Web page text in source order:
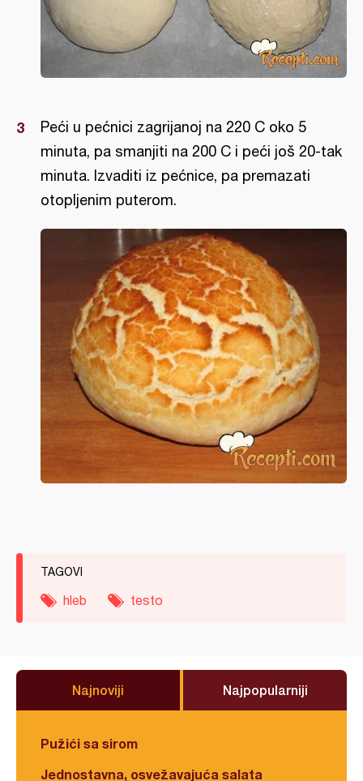
Peći u pećnici zagrijanoj na 220 C oko 5
minuta, pa smanjiti na 200 C i peći još 20-tak
minuta. Izvaditi iz pećnice, pa premazati
otopljenim puterom.
TAGOVI
hleb testo
Najnoviji Najpopularniji
Pužići sa sirom
Jednostavna, osvežavajuća salata